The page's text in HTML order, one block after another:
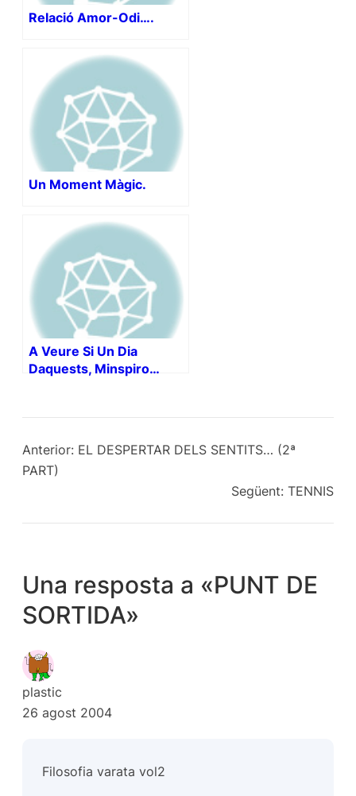
Relació Amor-Odi….
Un Moment Màgic.
A Veure Si Un Dia
Daquests, Minspiro…
Anterior: EL DESPERTAR DELS SENTITS… (2ª
PART)
Següent: TENNIS
Una resposta a «PUNT DE
SORTIDA»
plastic
26 agost 2004
Filosofia varata vol2